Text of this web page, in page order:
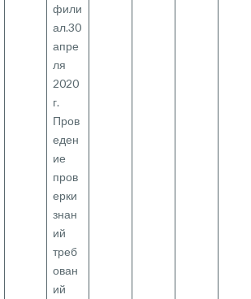
фили
ал.30
апре
ля
2020
г.
Пров
еден
ие
пров
ерки
знан
ий
треб
ован
ий